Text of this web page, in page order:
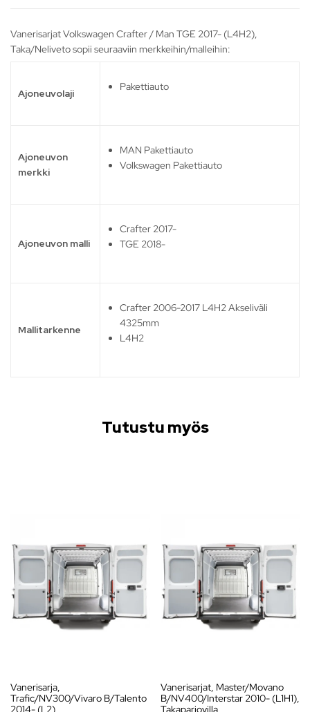
Vanerisarjat Volkswagen Crafter / Man TGE 2017- (L4H2),
Taka/Neliveto sopii seuraaviin merkkeihin/malleihin:
Ajoneuvolaji
Pakettiauto
Ajoneuvon
merkki
MAN Pakettiauto
Volkswagen Pakettiauto
Ajoneuvon malli
Crafter 2017-
TGE 2018-
Mallitarkenne
Crafter 2006-2017 L4H2 Akseliväli
4325mm
L4H2
Tutustu myös
Vanerisarja,
Trafic/NV300/Vivaro B/Talento
2014- (L2)
Vanerisarjat, Master/Movano
B/NV400/Interstar 2010- (L1H1),
Takapariovilla